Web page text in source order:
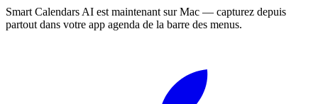
Smart Calendars AI est maintenant sur Mac — capturez depuis
partout dans votre app agenda de la barre des menus.